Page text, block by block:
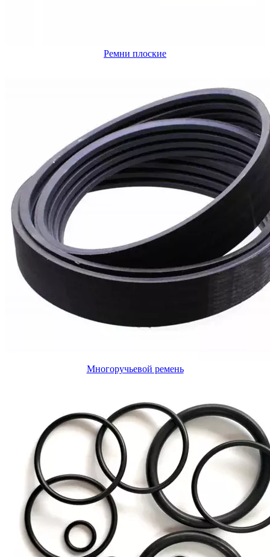
Ремни плоские
Многоручьевой ремень